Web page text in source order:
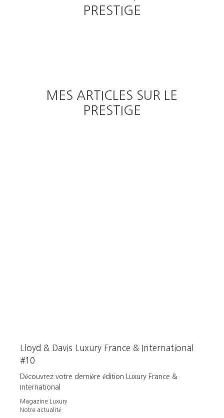
PRESTIGE
MES ARTICLES SUR LE
PRESTIGE
Lloyd & Davis Luxury France & International
#10
Découvrez votre dernière édition Luxury France &
International
Magazine Luxury
Notre actualité